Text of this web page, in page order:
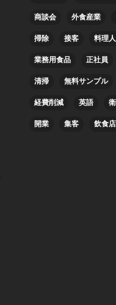
商談会 外食産業
掃除 接客 料理人
業務用食品 正社員
清掃 無料サンプル
経費削減 英語
開業 集客 飲食